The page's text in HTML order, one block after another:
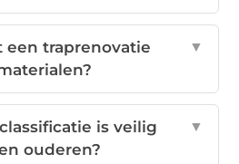
een traprenovatie
▼
is veilig
ouderen?
▼